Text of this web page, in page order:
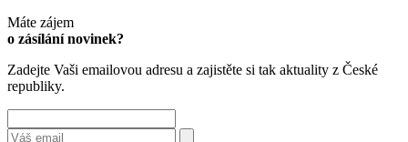
Máte zájem
o zásílání novinek?
Zadejte Vaši emailovou adresu a zajistěte si tak aktuality z České
republiky.